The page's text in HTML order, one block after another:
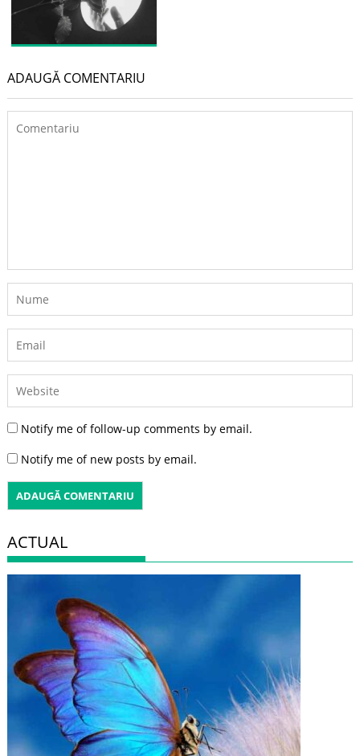
ADAUGĂ COMENTARIU
Notify me of follow-up comments by email.
Notify me of new posts by email.
ACTUAL